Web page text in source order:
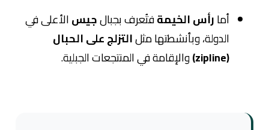
أمارأس الخيمةفتُعرف بجبالجيسالأعلى في
الدولة، وبأنشطتها مثلالتزلج على الحبال
(zipline)
والإقامة في المنتجعات الجبلية.